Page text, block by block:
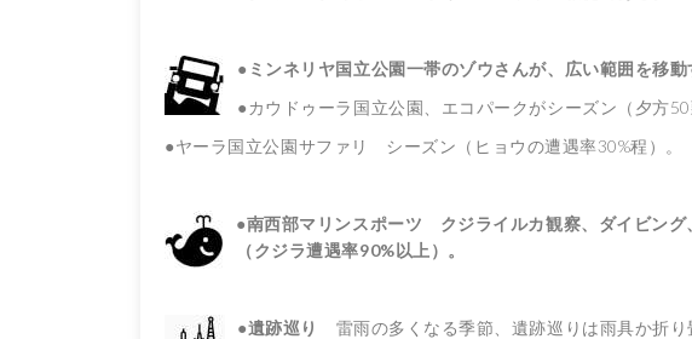
● ミンネリヤ国立公園一帯のゾウさんが、広い範囲を移
●カウドゥーラ国立公園、エコパークがシーズン（夕方50
●ヤーラ国立公園サファリ シーズン（ヒョウの遭遇率30%程）。
●南西部マリンスポーツ クジライルカ観察、ダイビン
（クジラ遭遇率90%以上）。
●遺跡巡り
雷雨の多くなる季節、遺跡巡りは雨具か折